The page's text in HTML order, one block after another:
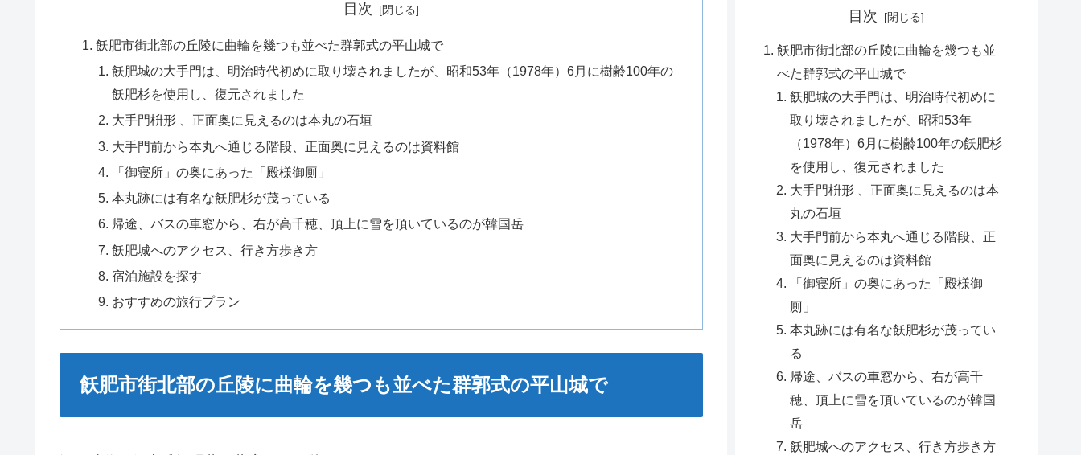
目次
飫肥市街北部の丘陵に曲輪を幾つも並べた群郭式の平山城で
飫肥城の大手門は、明治時代初めに取り壊されましたが、昭和53年（1978年）6月に樹齢100年の
飫肥杉を使用し、復元されました
大手門枡形 、正面奥に見えるのは本丸の石垣
大手門前から本丸へ通じる階段、正面奥に見えるのは資料館
「御寝所」の奥にあった「殿様御厠」
本丸跡には有名な飫肥杉が茂っている
帰途、バスの車窓から、右が高千穂、頂上に雪を頂いているのが韓国岳
飫肥城へのアクセス、行き方歩き方
宿泊施設を探す
おすすめの旅行プラン
飫肥市街北部の丘陵に曲輪を幾つも並べた群郭式の平山城で
目次
飫肥市街北部の丘陵に曲輪を幾つも並
べた群郭式の平山城で
飫肥城の大手門は、明治時代初めに
取り壊されましたが、昭和53年
（1978年）6月に樹齢100年の飫肥杉
を使用し、復元されました
大手門枡形 、正面奥に見えるのは本
丸の石垣
大手門前から本丸へ通じる階段、正
面奥に見えるのは資料館
「御寝所」の奥にあった「殿様御
厠」
本丸跡には有名な飫肥杉が茂ってい
る
帰途、バスの車窓から、右が高千
穂、頂上に雪を頂いているのが韓国
岳
飫肥城へのアクセス、行き方歩き方